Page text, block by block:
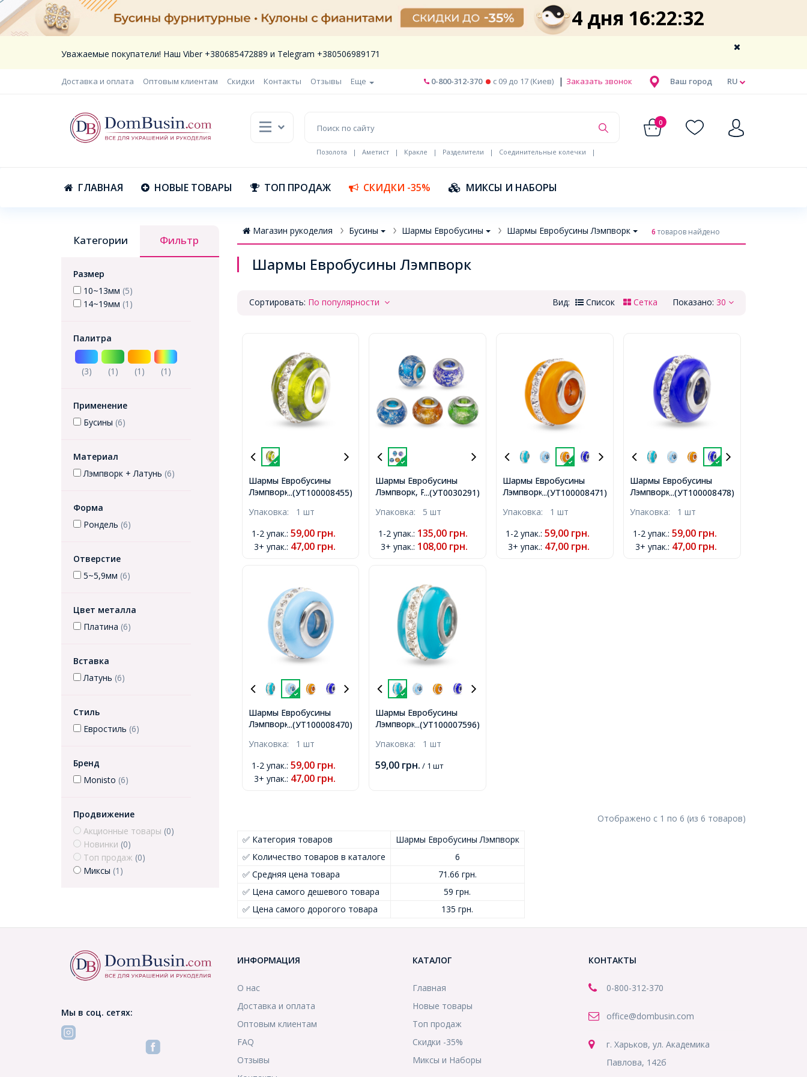
4 дня 16:22:31
Уважаемые покупатели! Наш Viber +380685472889 и Telegram +380506989171
Доставка и оплата Оптовым клиентам Скидки Контакты Отзывы Еще RU
Ваш город
0-800-312-370 c 09 до 17 (Киев) | Заказать звонок
0
Позолота | Аметист | Кракле | Разделители | Соединительные колечки
|
ГЛАВНАЯ НОВЫЕ ТОВАРЫ ТОП ПРОДАЖ СКИДКИ -35% МИКСЫ И НАБОРЫ
Категории Фильтр
Размер
10~13мм (5)
14~19мм (1)
Палитра
(3) (1) (1) (1)
Применение
Бусины (6)
Материал
Лэмпворк + Латунь (6)
Форма
Рондель (6)
Отверстие
5~5,9мм (6)
Цвет металла
Платина (6)
Вставка
Латунь (6)
Стиль
Евростиль (6)
Бренд
Monisto (6)
Продвижение
Акционные товары (0)
Новинки (0)
Топ продаж (0)
Миксы (1)
Магазин рукоделия Бусины Шармы Евробусины Шармы Евробусины Лэмпворк 6товаров найдено
Шармы Евробусины Лэмпворк
Сортировать: По популярности Показано: 30
Вид: Список Сетка
...(УТ100008455)
Шармы Евробусины
Лэмпворк, Ручная
Латуни, Стразы Горный
Оливковый, 13х9мм,
Отв-тие 5мм,
Упаковка: 1 шт
1-2 упак.: 59,00 грн.
3+ упак.: 47,00 грн.
...(УТ0030291)
Шармы Евробусины
Лэмпворк, Ручная
Латуни, Рондель, Цвет:
Отверстие 5мм,
Упаковка: 5 шт
1-2 упак.: 135,00 грн.
3+ упак.: 108,00 грн.
...(УТ100008471)
Шармы Евробусины
Лэмпворк, Ручная
Латуни, Стразы Горный
Оранжевый, 13х9мм,
Отв-тие 5мм,
Упаковка: 1 шт
1-2 упак.: 59,00 грн.
3+ упак.: 47,00 грн.
...(УТ100008478)
Шармы Евробусины
Лэмпворк, Ручная
Латуни, Стразы Горный
Цвет: Синий, Размер:
13х9мм, Отв-тие 5мм,
Упаковка: 1 шт
1-2 упак.: 59,00 грн.
3+ упак.: 47,00 грн.
...(УТ100008470)
Шармы Евробусины
Лэмпворк, Ручная
Латуни, Стразы Горный
Небесно-голубой,
13х9мм, Отв-тие 5мм,
Упаковка: 1 шт
1-2 упак.: 59,00 грн.
3+ упак.: 47,00 грн.
...(УТ100007596)
Шармы Евробусины
Лэмпворк, Ручная
Латуни, Стразы Горный
Голубой, 13х9мм, Отв-
Упаковка: 1 шт
59,00 грн. / 1 шт
Отображено с 1 по 6 (из 6 товаров)
✅ Категория товаров
Шармы Евробусины Лэмпворк
✅ Количество товаров в каталоге
6
✅ Средняя цена товара
71.66 грн.
✅ Цена самого дешевого товара
59 грн.
✅ Цена самого дорогого товара
135 грн.
Мы в соц. сетях:
ИНФОРМАЦИЯ
О нас
Доставка и оплата
Оптовым клиентам
FAQ
Отзывы
КАТАЛОГ
Главная
Новые товары
Топ продаж
Скидки -35%
Миксы и Наборы
КОНТАКТЫ
0-800-312-370
office@dombusin.com
г. Харьков, ул. Академика
Павлова, 142б